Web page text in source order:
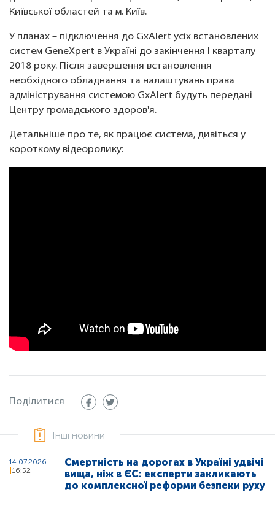
Київської областей та м. Київ.
У планах – підключення до GxAlert усіх встановлених
систем GeneXpert в Україні до закінчення І кварталу
2018 року. Після завершення встановлення
необхідного обладнання та налаштувань права
адміністрування системою GxAlert будуть передані
Центру громадського здоров'я.
​Детальніше про те, як працює система, дивіться у
короткому відеоролику:
Поділитися
Інші новини
14.07.2026
16:52
Смертність на дорогах в Україні удвічі
вища, ніж в ЄС: експерти закликають
до комплексної реформи безпеки руху